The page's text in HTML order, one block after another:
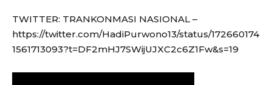
TWITTER: TRANKONMASI NASIONAL –
https://twitter.com/HadiPurwono13/status/172660174
1561713093?t=DF2mHJ7SWijUJXC2c6Z1Fw&s=19